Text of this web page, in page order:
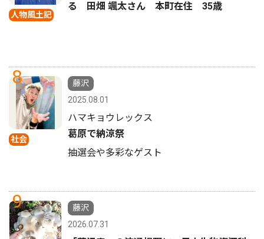
人物風土記
る 田畑 颯太さん 本町在住 35歳
8
社会
藤沢
2025.08.01
ハマキョウレックス
葛原で納涼祭
抽選会や多彩なゲスト
9
藤沢
2026.07.31